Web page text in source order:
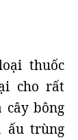
thuốc
cho rất
cây bông
ấu trùng